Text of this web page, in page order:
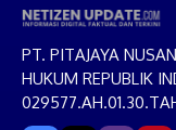
PT. PITAJAYA
HUKUM REPUBLIK